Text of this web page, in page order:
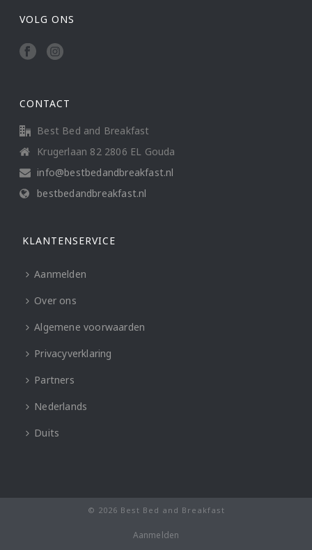
VOLG ONS
CONTACT
Best Bed and Breakfast
Krugerlaan 82 2806 EL Gouda
info@bestbedandbreakfast.nl
bestbedandbreakfast.nl
KLANTENSERVICE
Aanmelden
Over ons
Algemene voorwaarden
Privacyverklaring
Partners
Nederlands
Duits
© 2026 Best Bed and Breakfast
Aanmelden